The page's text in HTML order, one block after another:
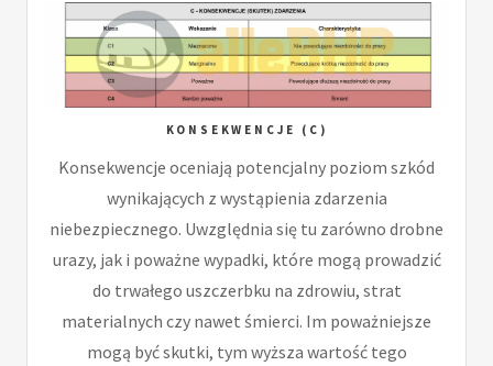
KONSEKWENCJE (C)
Konsekwencje oceniają potencjalny poziom szkód
wynikających z wystąpienia zdarzenia
niebezpiecznego. Uwzględnia się tu zarówno drobne
urazy, jak i poważne wypadki, które mogą prowadzić
do trwałego uszczerbku na zdrowiu, strat
materialnych czy nawet śmierci. Im poważniejsze
mogą być skutki, tym wyższa wartość tego